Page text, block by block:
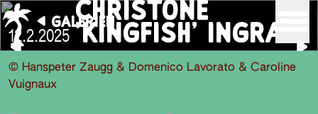
GALERIEN
12.2.2025
CHRISTONE
'KINGFISH' INGRAM
© Hanspeter Zaugg & Domenico Lavorato & Caroline
Vuignaux